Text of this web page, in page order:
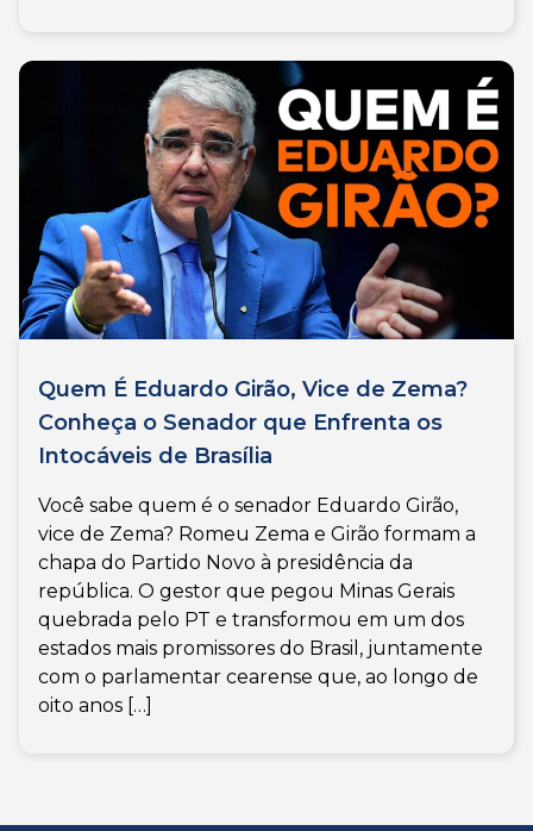
Quem É Eduardo Girão, Vice de Zema?
Conheça o Senador que Enfrenta os
Intocáveis de Brasília
Você sabe quem é o senador Eduardo Girão,
vice de Zema? Romeu Zema e Girão formam a
chapa do Partido Novo à presidência da
república. O gestor que pegou Minas Gerais
quebrada pelo PT e transformou em um dos
estados mais promissores do Brasil, juntamente
com o parlamentar cearense que, ao longo de
oito anos […]